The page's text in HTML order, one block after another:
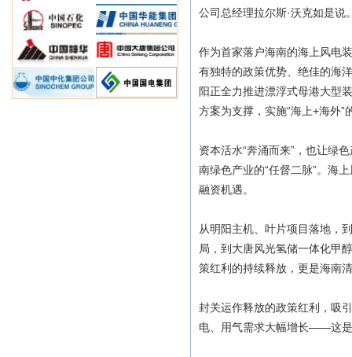
公司总经理拉尔斯·沃克如是说
作为首家落户海南的海上风电
有独特的政策优势、绝佳的海
阳正全力推进漂浮式母港大型
方案为支撑，实施“海上+海外”
资本活水“奔涌而来”，也让绿
南绿色产业的“任督二脉”。海
融资机遇。
从明阳主机、叶片项目落地，
局，到大唐风光氢储一体化甲
策红利的持续释放，更是海南
封关运作释放的政策红利，吸
电、用气需求大幅增长——这是